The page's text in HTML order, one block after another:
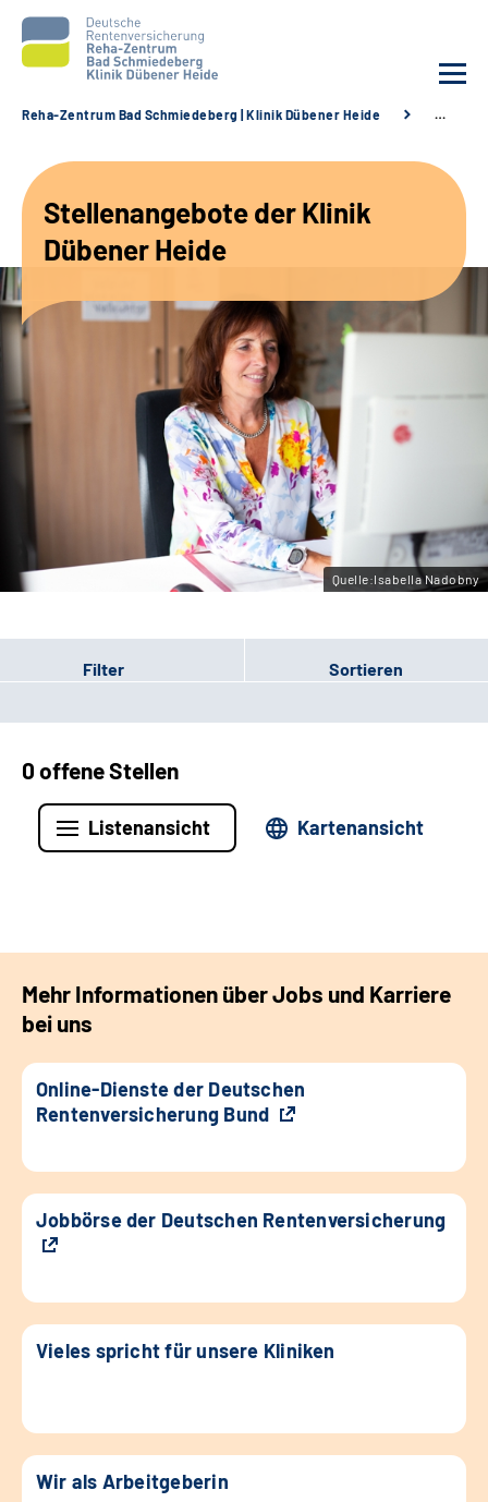
Unsere Angebote
Karriere
Sozialdienste & Zuweisende
Leichte Sprache
Gebärdensprache
Reha-Zentrum Bad Schmiedeberg | Klinik Dübener Heide …
Stellenangebote der Klinik
Dübener Heide
Quelle:Isabella Nadobny
Filter Sortieren
0 offene Stellen
Listenansicht Kartenansicht
Mehr Informationen über Jobs und Karriere
bei uns
Online-Dienste der Deutschen
Rentenversicherung Bund
Jobbörse der Deutschen Rentenversicherung
Vieles spricht für unsere Kliniken
Wir als Arbeitgeberin